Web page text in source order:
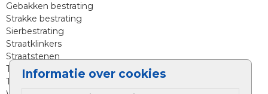
Informatie over cookies
Gebakken bestrating
Strakke bestrating
Sierbestrating
Straatklinkers
Straatstenen
Trommelstenen
Tuinstenen